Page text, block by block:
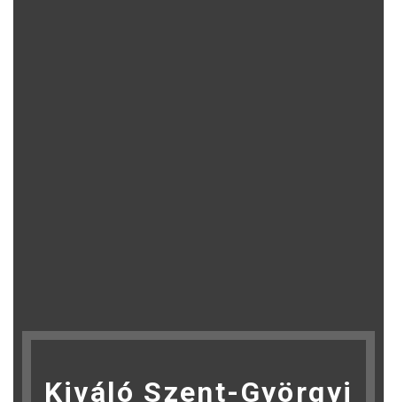
Kiváló Szent-Györgyi